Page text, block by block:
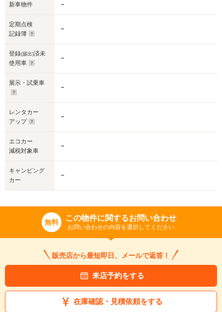
新車物件 －
定期点検
記録簿
－
登録(届出)済未
使用車
－
展示・試乗車
－
レンタカー
アップ
－
エコカー
減税対象車
－
キャンピング
カー
－
無料 この物件に関するお問い合わせ
お問い合わせの内容を選択してください
販売店から最短即日、メールで返答！
来店予約をする
在庫確認・見積依頼をする